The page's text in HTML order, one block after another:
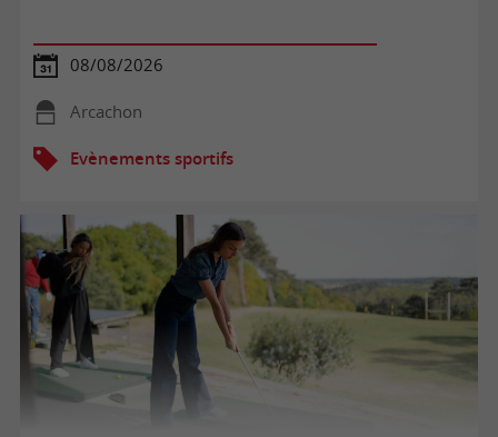
08/08/2026
Arcachon
Evènements sportifs